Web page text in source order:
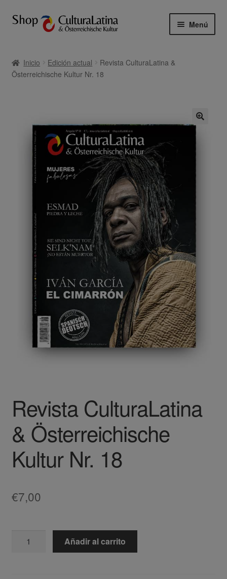
Ir
navegación
Ir
Menú
Aviso Legal
Finalizar compra
Mi cuenta
Política de privacidad revista „CulturaLatina &
Österreichische Kultur“
Tienda
Inicio Edición actual
Revista CulturaLatina &
Österreichische Kultur Nr. 18
Revista CulturaLatina
& Österreichische
Kultur Nr. 18
€7,00
CulturaLatina
Añadir al carrito